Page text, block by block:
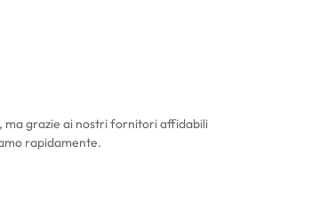
ma grazie ai nostri fornitori affidabili
rapidamente.